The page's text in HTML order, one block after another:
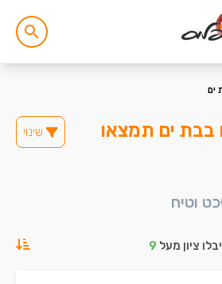
ים
בבת ים תמצאו
שינוי
וטיח
ציון מעל 9